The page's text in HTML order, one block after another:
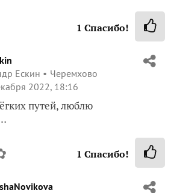
1 Спасибо!
Ескин
Черемхово
2022, 18:16
путей, люблю
1 Спасибо!